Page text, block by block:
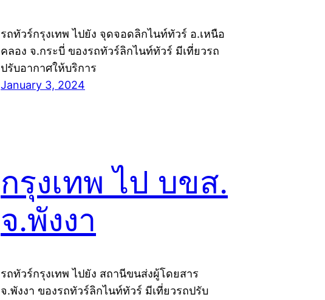
รถทัวร์กรุงเทพ ไปยัง จุดจอดลิกไนท์ทัวร์ อ.เหนือ
คลอง จ.กระบี่ ของรถทัวร์ลิกไนท์ทัวร์ มีเที่ยวรถ
ปรับอากาศให้บริการ
January 3, 2024
กรุงเทพ ไป บขส.
จ.พังงา
รถทัวร์กรุงเทพ ไปยัง สถานีขนส่งผู้โดยสาร
จ.พังงา ของรถทัวร์ลิกไนท์ทัวร์ มีเที่ยวรถปรับ